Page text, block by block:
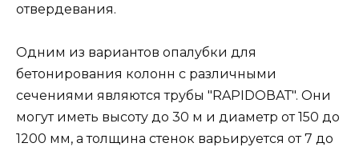
отвердевания.
Одним из вариантов опалубки для
бетонирования колонн с различными
сечениями являются трубы "RAPIDОВАТ". Они
могут иметь высоту до 30 м и диаметр от 150 до
1200 мм, а толщина стенок варьируется от 7 до